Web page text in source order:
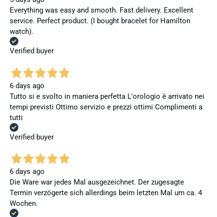
Everything was easy and smooth. Fast delivery. Excellent
service. Perfect product. (I bought bracelet for Hamilton
watch).
Verified buyer
6 days ago
Tutto si e svolto in maniera perfetta L'orologio è arrivato nei
tempi previsti Ottimo servizio e prezzi ottimi Complimenti a
tutti
Verified buyer
6 days ago
Die Ware war jedes Mal ausgezeichnet. Der zugesagte
Termin verzögerte sich allerdings beim letzten Mal um ca. 4
Wochen.